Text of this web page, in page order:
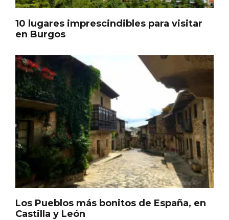
10 lugares imprescindibles para visitar
en Burgos
Los Pueblos más bonitos de España, en
Castilla y León
Concierto de Navidad en Moradillo de
Roa